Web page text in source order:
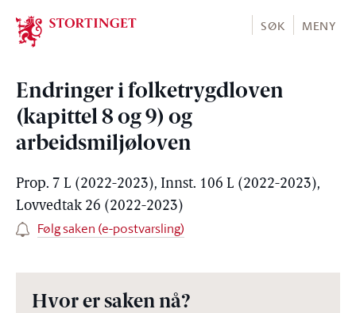
Stortinget.no
SØK MENY
Endringer i folketrygdloven
(kapittel 8 og 9) og
arbeidsmiljøloven
Prop. 7 L (2022-2023), Innst. 106 L (2022-2023),
Lovvedtak 26 (2022-2023)
Følg saken (e-postvarsling)
Hvor er saken nå?